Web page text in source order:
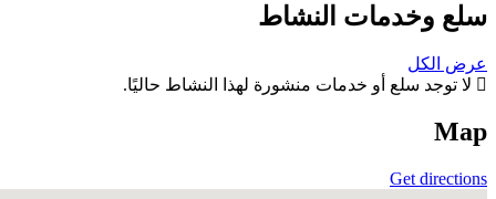
سلع وخدمات النشاط
عرض الكل
لا توجد سلع أو خدمات منشورة لهذا النشاط حاليًا.
Map
Get directions